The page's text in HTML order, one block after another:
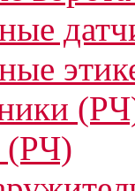
(РЧ)